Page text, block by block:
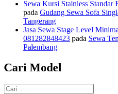
Sewa Kursi Stainless Standar
pada Gudang Sewa Sofa
Tangerang
Jasa Sewa Stage Level
081282848423 pada Sewa
Palembang
Cari Model
Pencarian